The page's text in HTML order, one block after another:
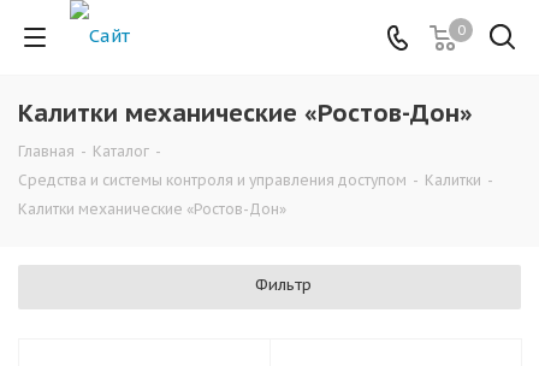
0
Калитки механические «Ростов-Дон»
Главная - Каталог -
Средства и системы контроля и управления доступом - Калитки -
Калитки механические «Ростов-Дон»
Фильтр